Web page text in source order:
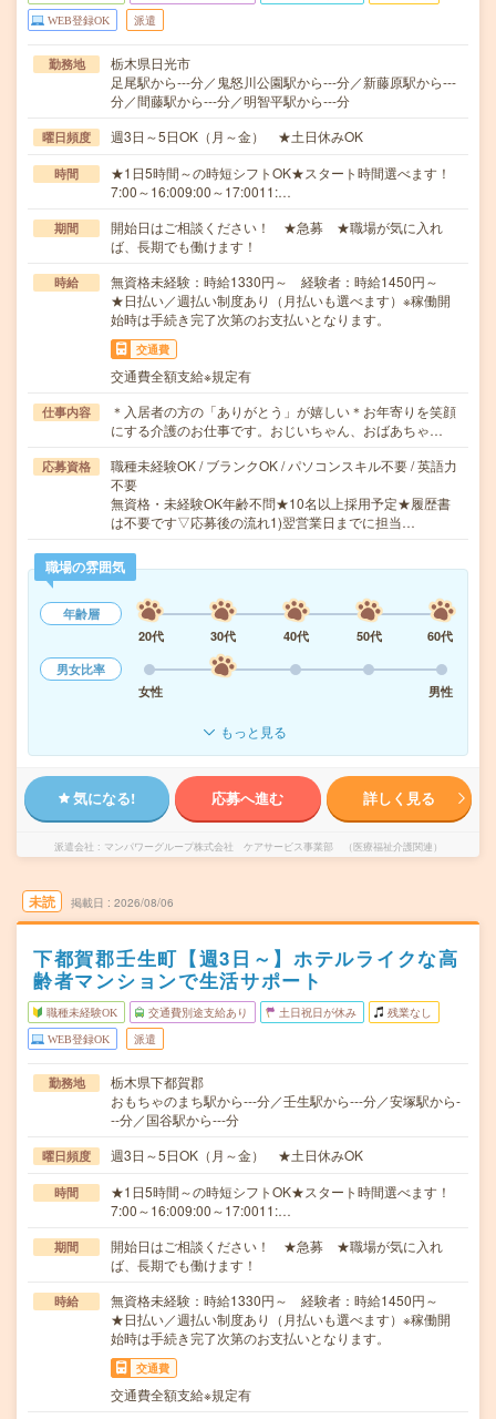
WEB登録OK 派遣
勤務地
栃木県日光市
足尾駅から---分／鬼怒川公園駅から---分／新藤原駅から---
分／間藤駅から---分／明智平駅から---分
曜日頻度 週3日～5日OK（月～金） ★土日休みOK
時間
★1日5時間～の時短シフトOK★スタート時間選べます！
7:00～16:009:00～17:0011:…
期間
開始日はご相談ください！ ★急募 ★職場が気に入れ
ば、長期でも働けます！
時給
無資格未経験：時給1330円～ 経験者：時給1450円～
★日払い／週払い制度あり（月払いも選べます）※稼働開
始時は手続き完了次第のお支払いとなります。
交通費
交通費全額支給※規定有
仕事内容
＊入居者の方の「ありがとう」が嬉しい＊お年寄りを笑顔
にする介護のお仕事です。おじいちゃん、おばあちゃ…
応募資格
職種未経験OK / ブランクOK / パソコンスキル不要 / 英語力
不要
無資格・未経験OK年齢不問★10名以上採用予定★履歴書
は不要です▽応募後の流れ1)翌営業日までに担当…
職場の雰囲気
年齢層
20代
30代 40代 50代
60代
男女比率
女性
男性
もっと見る
気になる! 応募へ進む 詳しく見る
派遣会社 マンパワーグループ株式会社 ケアサービス事業部 （医療福祉介護関連）
未読 掲載日 2026/08/06
下都賀郡壬生町【週3日～】ホテルライクな高
齢者マンションで生活サポート
職種未経験OK 交通費別途支給あり 土日祝日が休み 残業なし
WEB登録OK 派遣
勤務地
栃木県下都賀郡
おもちゃのまち駅から---分／壬生駅から---分／安塚駅から-
--分／国谷駅から---分
曜日頻度 週3日～5日OK（月～金） ★土日休みOK
時間
★1日5時間～の時短シフトOK★スタート時間選べます！
7:00～16:009:00～17:0011:…
期間
開始日はご相談ください！ ★急募 ★職場が気に入れ
ば、長期でも働けます！
時給
無資格未経験：時給1330円～ 経験者：時給1450円～
★日払い／週払い制度あり（月払いも選べます）※稼働開
始時は手続き完了次第のお支払いとなります。
交通費
交通費全額支給※規定有